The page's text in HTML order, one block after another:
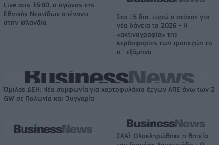
Live στις 16:00, ο αγώνας της
Εθνικής Νεανίδων απέναντι
στην Ισλανδία
Στα 15 δισ. ευρώ ο στόχος για
νέα δάνεια το 2026 - Η
«ακτινογραφία» της
κερδοφορίας των τραπεζών το
α΄ εξάμηνο
Όμιλος ΔΕΗ: Νέα συμφωνία για χαρτοφυλάκιο έργων ΑΠΕ άνω των 2
GW σε Πολωνία και Ουγγαρία
ΣΚΑΪ: Ολοκληρώθηκε η θητεία